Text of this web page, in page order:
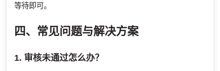
等待即可。
四、常见问题与解决方案
1. 审核未通过怎么办？